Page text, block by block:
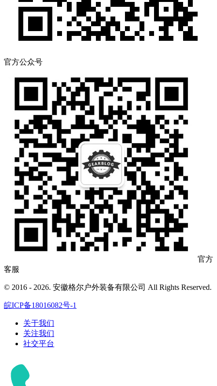
官方公众号
官方
客服
© 2016 - 2026. 安徽格尔户外装备有限公司 All Rights Reserved.
皖ICP备18016082号-1
关于我们
关注我们
社交平台